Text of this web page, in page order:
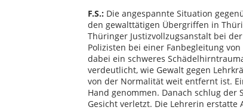
F.S.: Die angespannte Situation
den gewalttätigen Übergriffen in
Thüringer Justizvollzugsanstalt bei
Polizisten bei einer Fanbegleitung
dabei ein schweres
verdeutlicht, wie Gewalt gegen
von der Normalität weit entfernt ist.
Hand genommen. Danach schlug
Gesicht verletzt. Die Lehrerin erstatte